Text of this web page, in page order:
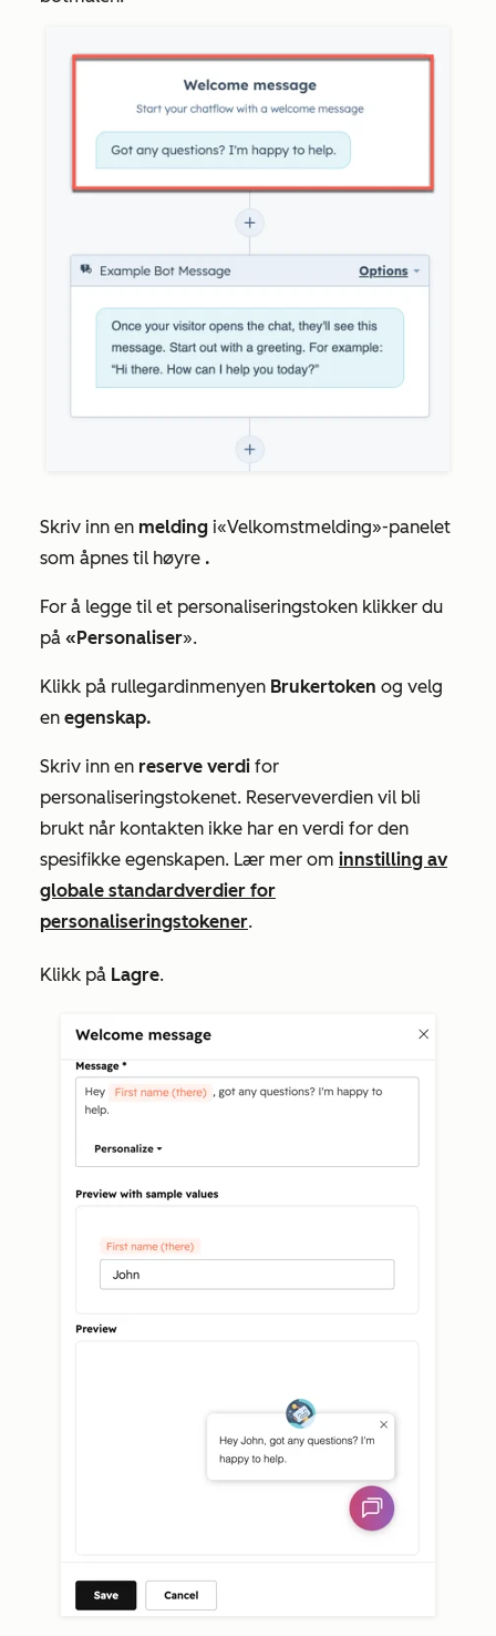
Skriv inn en melding i«Velkomstmelding»-panelet
som åpnes til høyre .
For å legge til et personaliseringstoken klikker du
på «Personaliser».
Klikk på rullegardinmenyen Brukertoken og velg
en egenskap.
Skriv inn en reserve verdi for
personaliseringstokenet. Reserveverdien vil bli
brukt når kontakten ikke har en verdi for den
spesifikke egenskapen. Lær mer om innstilling av
globale standardverdier for
personaliseringstokener.
Klikk på Lagre.